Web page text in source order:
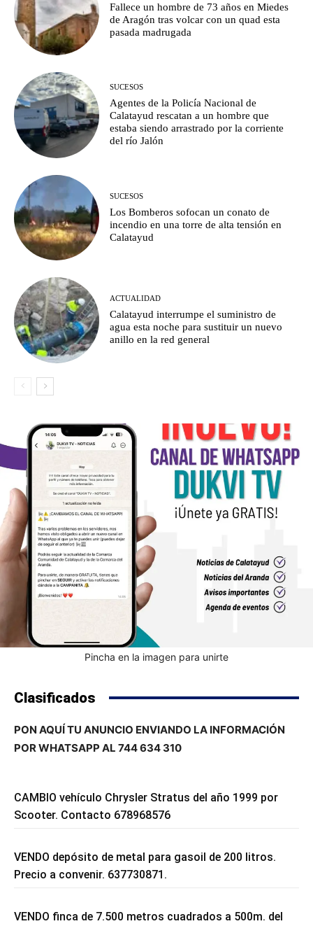
Fallece un hombre de 73 años en Miedes
de Aragón tras volcar con un quad esta
pasada madrugada
SUCESOS
Agentes de la Policía Nacional de
Calatayud rescatan a un hombre que
estaba siendo arrastrado por la corriente
del río Jalón
SUCESOS
Los Bomberos sofocan un conato de
incendio en una torre de alta tensión en
Calatayud
ACTUALIDAD
Calatayud interrumpe el suministro de
agua esta noche para sustituir un nuevo
anillo en la red general
Pincha en la imagen para unirte
Clasificados
PON AQUÍ TU ANUNCIO ENVIANDO LA INFORMACIÓN
POR WHATSAPP AL 744 634 310
CAMBIO vehículo Chrysler Stratus del año 1999 por
Scooter. Contacto 678968576
VENDO depósito de metal para gasoil de 200 litros.
Precio a convenir. 637730871.
VENDO finca de 7.500 metros cuadrados a 500m. del